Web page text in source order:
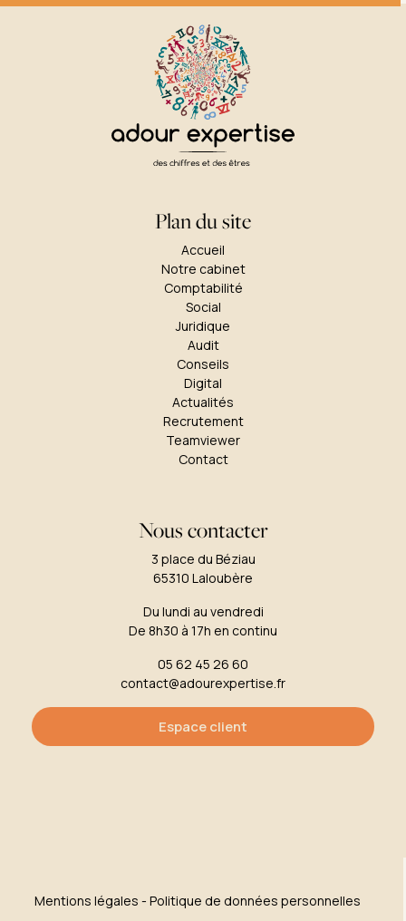
Plan du site
Accueil
Notre cabinet
Comptabilité
Social
Juridique
Audit
Conseils
Digital
Actualités
Recrutement
Teamviewer
Contact
Nous contacter
3 place du Béziau
65310 Laloubère
Du lundi au vendredi
De 8h30 à 17h en continu
05 62 45 26 60
contact@adourexpertise.fr
Espace client
Mentions légales - Politique de données personnelles